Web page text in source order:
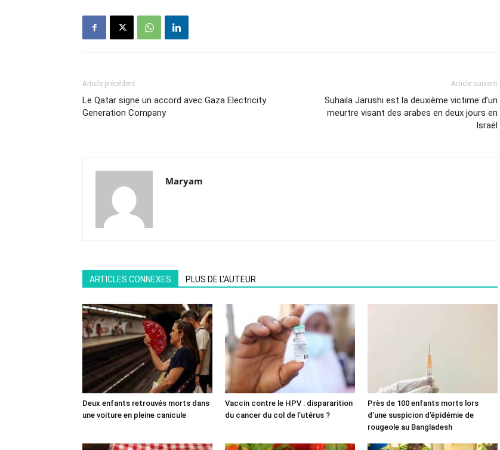
Article précédent
Le Qatar signe un accord avec Gaza Electricity
Generation Company
Article suivant
Suhaila Jarushi est la deuxième victime d’un
meurtre visant des arabes en deux jours en
Israël
Maryam
ARTICLES CONNEXES PLUS DE L'AUTEUR
Deux enfants retrouvés morts dans
une voiture en pleine canicule
Vaccin contre le HPV : dispararition
du cancer du col de l’utérus ?
Près de 100 enfants morts lors
d’une suspicion d’épidémie de
rougeole au Bangladesh